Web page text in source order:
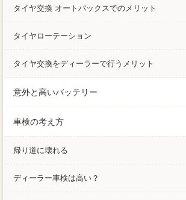
タイヤ交換 オートバックスでのメリット
タイヤローテーション
タイヤ交換をディーラーで行うメリット
意外と高いバッテリー
車検の考え方
帰り道に壊れる
ディーラー車検は高い？